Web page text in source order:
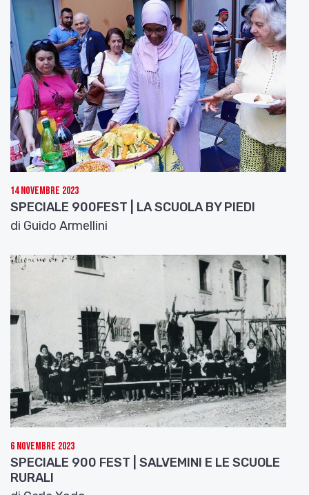
14 Novembre 2023
SPECIALE 900FEST | LA SCUOLA BY PIEDI
di Guido Armellini
6 Novembre 2023
SPECIALE 900 FEST | SALVEMINI E LE SCUOLE
RURALI